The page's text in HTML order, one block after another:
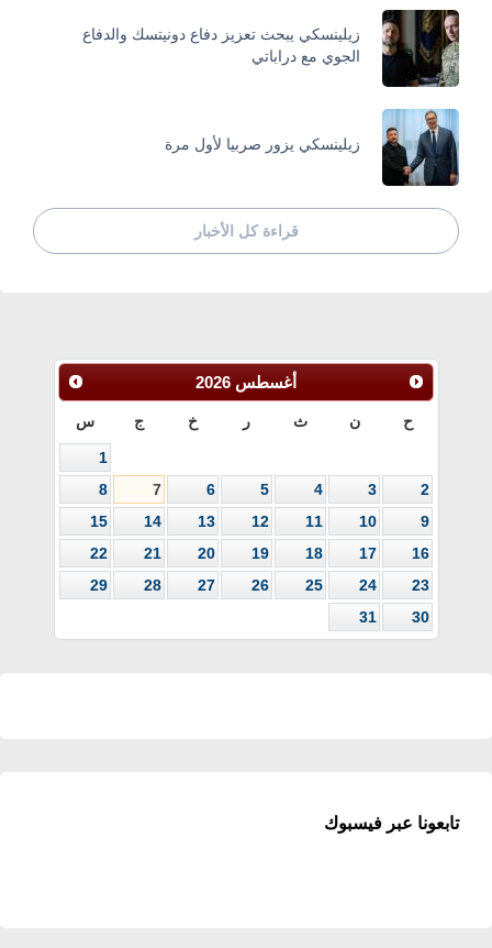
زيلينسكي يبحث تعزيز دفاع دونيتسك والدفاع
الجوي مع دراباتي
زيلينسكي يزور صربيا لأول مرة
قراءة كل الأخبار
أغسطس 2026
ح ن ث ر خ ج س
1
2
3
4
5
6
7
8
9
10
11
12
13
14
15
16
17
18
19
20
21
22
23
24
25
26
27
28
29
30
31
تابعونا عبر فيسبوك